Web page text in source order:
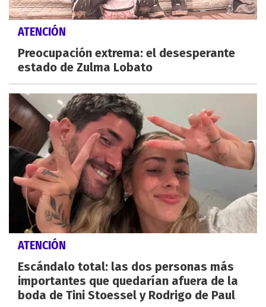
ATENCIÓN
Preocupación extrema: el desesperante
estado de Zulma Lobato
ATENCIÓN
Escándalo total: las dos personas más
importantes que quedarían afuera de la
boda de Tini Stoessel y Rodrigo de Paul